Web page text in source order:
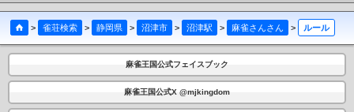
> 雀荘検索 > 静岡県 > 沼津市 > 沼津駅 > 麻雀さんさん > ルール
麻雀王国公式フェイスブック
麻雀王国公式X @mjkingdom